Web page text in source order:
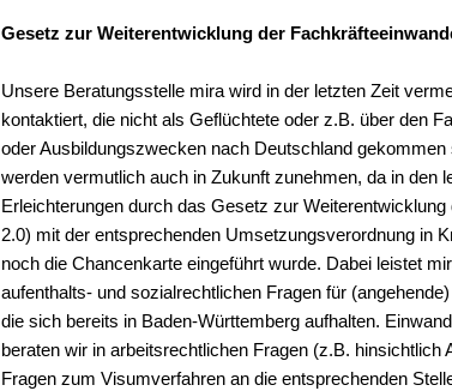
Gesetz zur Weiterentwicklung der
Unsere Beratungsstelle mira wird in der letzten Zeit
kontaktiert, die nicht als Geflüchtete oder z.B. über den
oder Ausbildungszwecken nach Deutschland
werden vermutlich auch in Zukunft zunehmen, da in den
Erleichterungen durch das Gesetz zur
2.0) mit der entsprechenden Umsetzungsverordnung in
noch die Chancenkarte eingeführt wurde. Dabei leistet
aufenthalts- und sozialrechtlichen Fragen für
die sich bereits in Baden-Württemberg aufhalten.
beraten wir in arbeitsrechtlichen Fragen (z.B. hinsichtlich
Fragen zum Visumverfahren an die entsprechenden